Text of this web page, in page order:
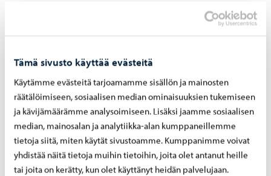
Tämä sivusto käyttää evästeitä
Käytämme evästeitä tarjoamamme sisällön ja mainosten
räätälöimiseen, sosiaalisen median ominaisuuksien tukemiseen
ja kävijämäärämme analysoimiseen. Lisäksi jaamme sosiaalisen
median, mainosalan ja analytiikka-alan kumppaneillemme
tietoja siitä, miten käytät sivustoamme. Kumppanimme voivat
yhdistää näitä tietoja muihin tietoihin, joita olet antanut heille
tai joita on kerätty, kun olet käyttänyt heidän palvelujaan.
Kalastusalueet (pdf) sivu 2
Kalastusalueet (pdf) sivu 3
Kalastusalueet (pdf) sivu 4
2. Kaupallisille kalastajille
myytävät kalastusluvat